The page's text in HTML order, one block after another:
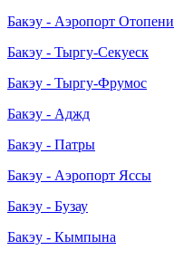
Бакэу - Аэропорт Отопени
Бакэу - Тыргу-Секуеск
Бакэу - Тыргу-Фрумос
Бакэу - Аджд
Бакэу - Патры
Бакэу - Аэропорт Яссы
Бакэу - Бузау
Бакэу - Кымпына